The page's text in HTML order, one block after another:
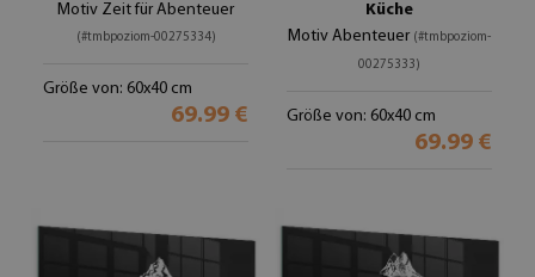
Motiv Zeit für Abenteuer
(#tmbpoziom-00275334)
Größe von: 60x40 cm
69.99 €
Küche
Motiv Abenteuer (#tmbpoziom-
00275333)
Größe von: 60x40 cm
69.99 €